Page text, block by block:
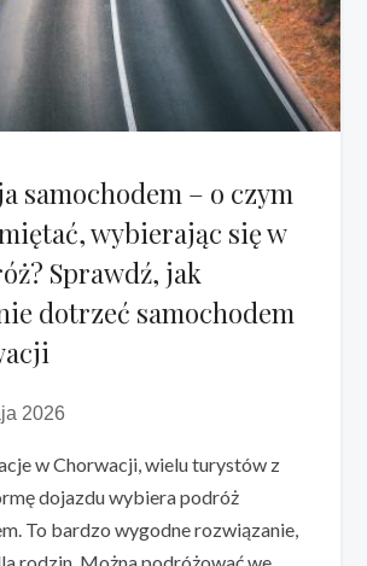
samochodem – o czym
wybierając się w
Sprawdź, jak
dotrzeć samochodem
2026
w Chorwacji, wielu turystów z
dojazdu wybiera podróż
To bardzo wygodne rozwiązanie,